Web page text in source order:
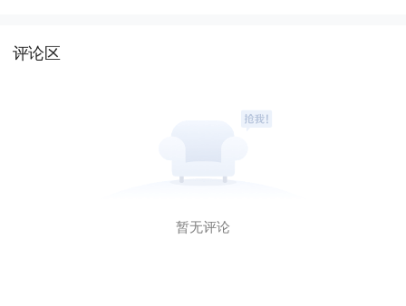
评论区
暂无评论